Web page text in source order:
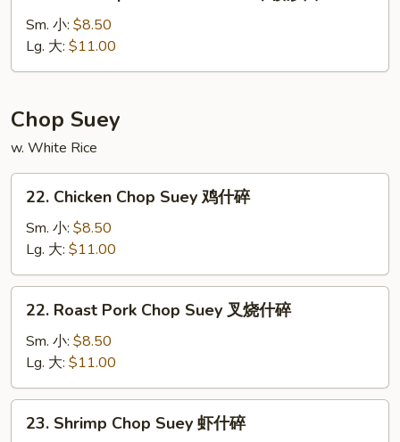
Special
Chow
Mein
楼
炒
面
Sm. 小: $8.50
Lg. 大: $11.00
Chop Suey
w. White Rice
Chicken
Chop
Suey
鸡
什
22. Chicken Chop Suey 鸡什碎
Sm. 小: $8.50
Lg. 大: $11.00
Roast
Pork
Chop
Suey
叉
22. Roast Pork Chop Suey 叉烧什碎
Sm. 小: $8.50
Lg. 大: $11.00
Shrimp
23. Shrimp Chop Suey 虾什碎